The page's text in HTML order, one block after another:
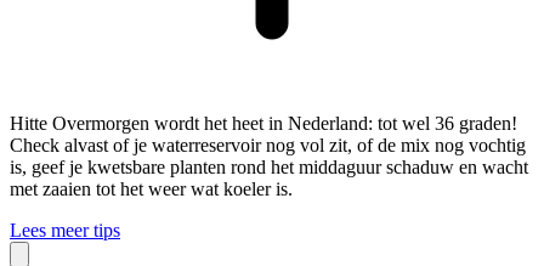
Hitte Overmorgen wordt het heet in Nederland: tot wel 36 graden!
Check alvast of je waterreservoir nog vol zit, of de mix nog vochtig
is, geef je kwetsbare planten rond het middaguur schaduw en wacht
met zaaien tot het weer wat koeler is.
Lees meer tips